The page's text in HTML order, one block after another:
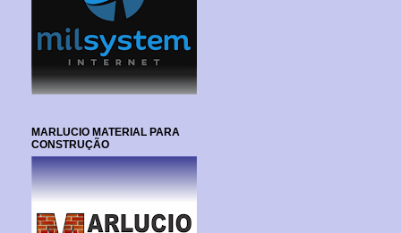
MARLUCIO MATERIAL PARA
CONSTRUÇÃO